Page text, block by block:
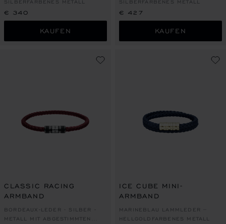
SILBERFARBENES METALL
€ 340
KAUFEN
SILBERFARBENES METALL
€ 427
KAUFEN
CLASSIC RACING
ARMBAND
BORDEAUX-LEDER - SILBER -
METALL MIT ABGESTIMMTEN
ICE CUBE MINI-
ARMBAND
MARINEBLAU LAMMLEDER –
HELLGOLDFARBENES METALL